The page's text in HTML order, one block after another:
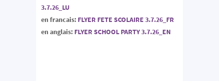
3.7.26_LU
en francais: FLYER FETE SCOLAIRE 3.7.26_FR
en anglais: FLYER SCHOOL PARTY 3.7.26_EN